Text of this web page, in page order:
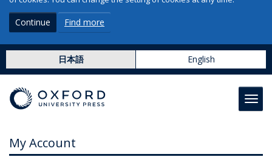
Continue Find more
日本語 English
My Account